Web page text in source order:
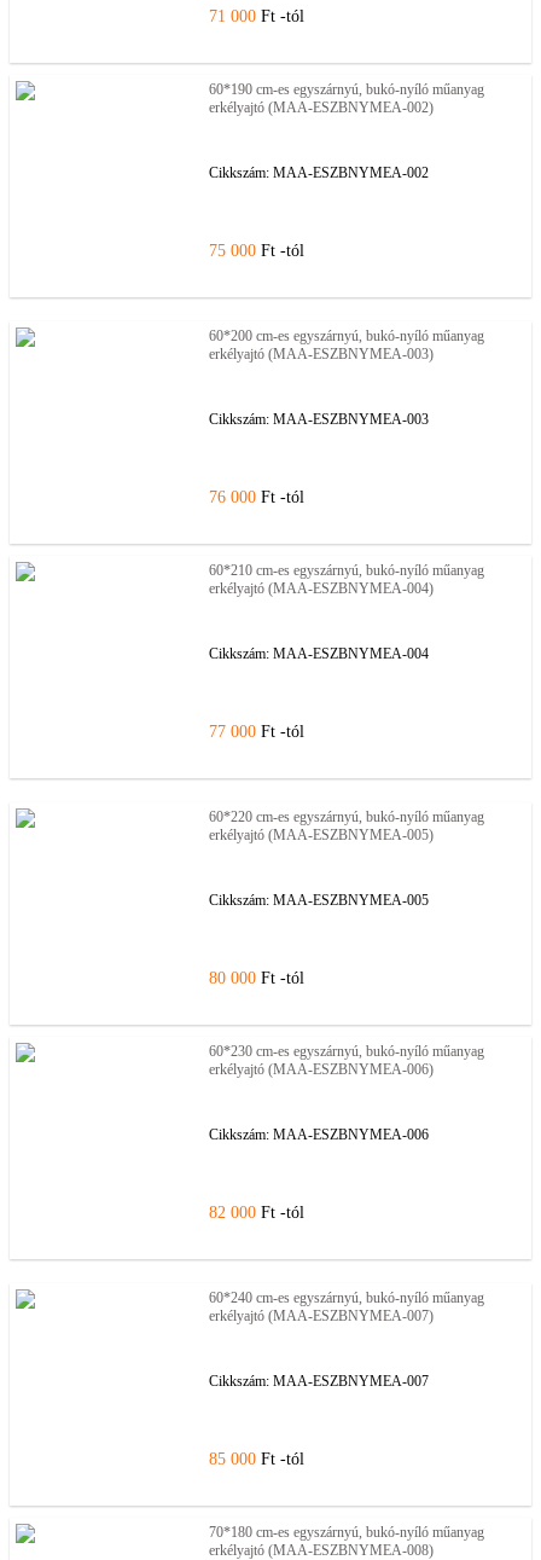
71 000 Ft -tól
60*190 cm-es egyszárnyú, bukó-nyíló műanyag
erkélyajtó (MAA-ESZBNYMEA-002)
Cikkszám: MAA-ESZBNYMEA-002
75 000 Ft -tól
60*200 cm-es egyszárnyú, bukó-nyíló műanyag
erkélyajtó (MAA-ESZBNYMEA-003)
Cikkszám: MAA-ESZBNYMEA-003
76 000 Ft -tól
60*210 cm-es egyszárnyú, bukó-nyíló műanyag
erkélyajtó (MAA-ESZBNYMEA-004)
Cikkszám: MAA-ESZBNYMEA-004
77 000 Ft -tól
60*220 cm-es egyszárnyú, bukó-nyíló műanyag
erkélyajtó (MAA-ESZBNYMEA-005)
Cikkszám: MAA-ESZBNYMEA-005
80 000 Ft -tól
60*230 cm-es egyszárnyú, bukó-nyíló műanyag
erkélyajtó (MAA-ESZBNYMEA-006)
Cikkszám: MAA-ESZBNYMEA-006
82 000 Ft -tól
60*240 cm-es egyszárnyú, bukó-nyíló műanyag
erkélyajtó (MAA-ESZBNYMEA-007)
Cikkszám: MAA-ESZBNYMEA-007
85 000 Ft -tól
70*180 cm-es egyszárnyú, bukó-nyíló műanyag
erkélyajtó (MAA-ESZBNYMEA-008)